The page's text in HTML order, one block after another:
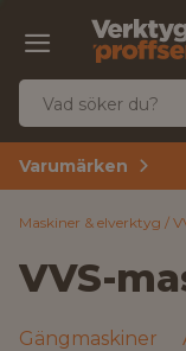
Varumärken
Maskiner & elverktyg
VVS-
Gängmaskiner